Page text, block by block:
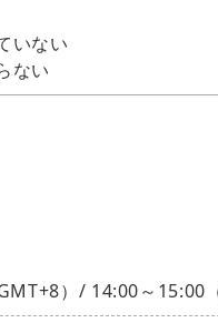
いない
ない
）/ 14:00～15:00